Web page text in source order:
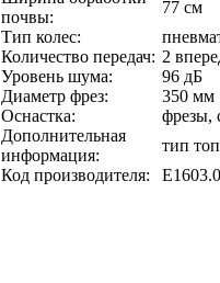
почвы:
77 см
Тип колес:
Количество передач: 2
Уровень шума:
96 дБ
Диаметр фрез:
350 мм
Оснастка:
фрезы,
Дополнительная
информация:
тип
Код производителя: